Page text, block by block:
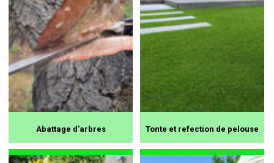
Abattage d'arbres Tonte et refection de pelouse